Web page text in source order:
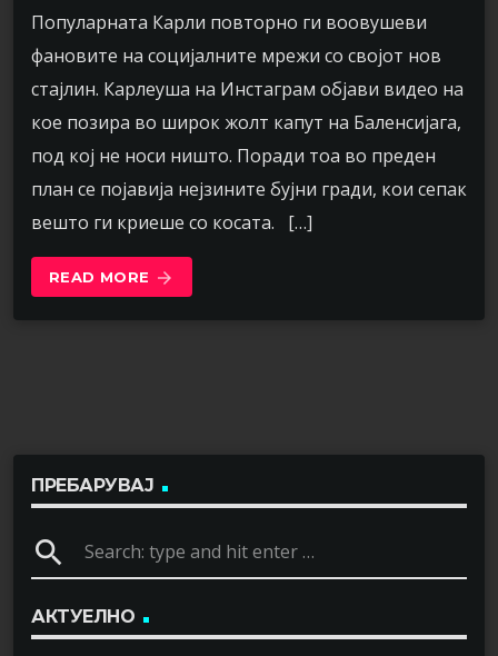
Популарната Карли повторно ги воовушеви
фановите на социјалните мрежи со својот нов
стајлин. Карлеуша на Инстаграм објави видео на
кое позира во широк жолт капут на Баленсијага,
под кој не носи ништо. Поради тоа во преден
план се појавија нејзините бујни гради, кои сепак
вешто ги криеше со косата. […]
READ MORE arrow_forward
ПРЕБАРУВАЈ
search
АКТУЕЛНО